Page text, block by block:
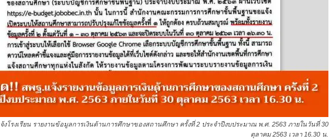
งโรงเรียน รายงานข้อมูลการเงินด้านการศึกษาของสถานศึกษา ครั้งที่ 2 ประจำปีงบประมาณ พ.ศ. 2563 ภายในวันที่ 30
ตุลาคม 2563 เวลา 16.30 น.